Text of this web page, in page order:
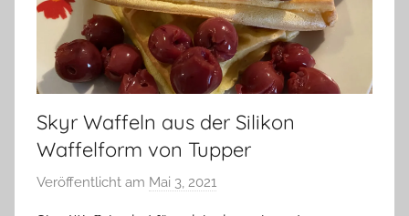
Skyr Waffeln aus der Silikon
Waffelform von Tupper
Veröffentlicht am Mai 3, 2021